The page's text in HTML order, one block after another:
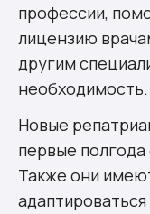
профессии,
лицензию
другим
необходимость.
Новые
первые
Также они